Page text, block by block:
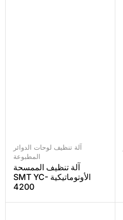
آلة تنظيف لوحات الدوائر
المطبوعة
آلة تنظيف الممسحة
الأوتوماتيكية SMT YC-
4200